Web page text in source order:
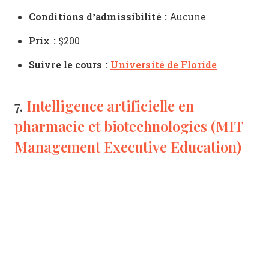
Conditions d’admissibilité :Aucune
Prix :$200
Suivre le cours : Université de Floride
7. Intelligence artificielle en
pharmacie et biotechnologies (MIT
Management Executive Education)